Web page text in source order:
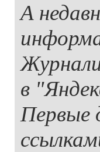
А
в
Первые